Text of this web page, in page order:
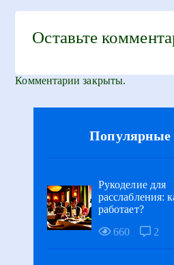
Оставьте
Комментарии закрыты.
Популярные
Рукоделие для
расслабления:
работает?
660
2